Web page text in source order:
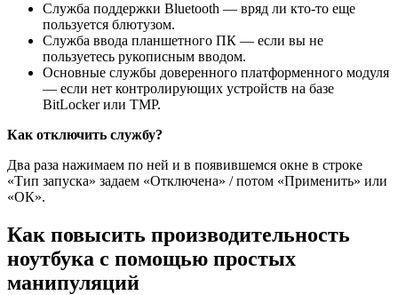
Служба поддержки Bluetooth — вряд ли кто-то еще
пользуется блютузом.
Служба ввода планшетного ПК — если вы не
пользуетесь рукописным вводом.
Основные службы доверенного платформенного модуля
— если нет контролирующих устройств на базе
BitLocker или TMP.
Как отключить службу?
Два раза нажимаем по ней и в появившемся окне в строке
«Тип запуска» задаем «Отключена» / потом «Применить» или
«ОК».
Как повысить производительность
ноутбука с помощью простых
манипуляций